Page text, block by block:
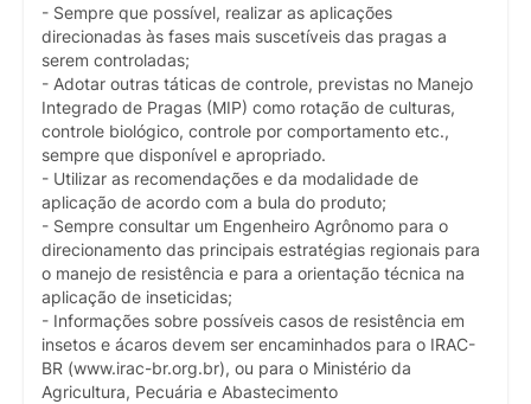
- Sempre que possível, realizar as aplicações
direcionadas às fases mais suscetíveis das pragas a
serem controladas;
- Adotar outras táticas de controle, previstas no Manejo
Integrado de Pragas (MIP) como rotação de culturas,
controle biológico, controle por comportamento etc.,
sempre que disponível e apropriado.
- Utilizar as recomendações e da modalidade de
aplicação de acordo com a bula do produto;
- Sempre consultar um Engenheiro Agrônomo para o
direcionamento das principais estratégias regionais para
o manejo de resistência e para a orientação técnica na
aplicação de inseticidas;
- Informações sobre possíveis casos de resistência em
insetos e ácaros devem ser encaminhados para o IRAC-
BR (www.irac-br.org.br), ou para o Ministério da
Agricultura, Pecuária e Abastecimento